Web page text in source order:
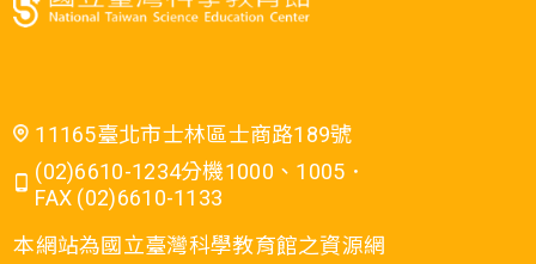
11165臺北市士林區士商路189號
(02)6610-1234分機1000、1005．
FAX (02)6610-1133
本網站為國立臺灣科學教育館之資源網